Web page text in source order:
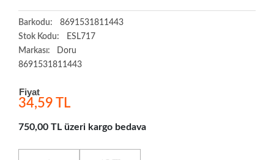
Barkodu:
8691531811443
Stok Kodu:
ESL717
Markası:
Doru
8691531811443
Fiyat
34,59 TL
750,00 TL üzeri kargo bedava